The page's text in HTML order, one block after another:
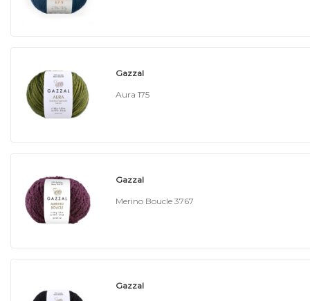
Gazzal
Aura 175
Gazzal
Merino Boucle 3767
Gazzal